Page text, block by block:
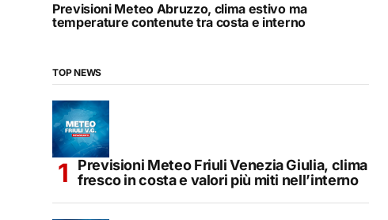
Previsioni Meteo Abruzzo, clima estivo ma
temperature contenute tra costa e interno
TOP NEWS
Previsioni Meteo Friuli Venezia Giulia, clima
fresco in costa e valori più miti nell’interno